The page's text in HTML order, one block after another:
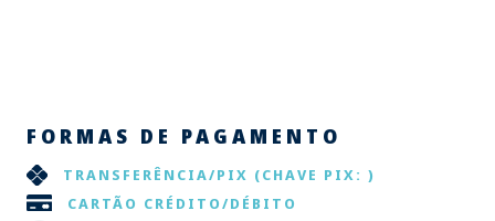
FORMAS DE PAGAMENTO
TRANSFERÊNCIA/PIX (CHAVE PIX: )
CARTÃO CRÉDITO/DÉBITO